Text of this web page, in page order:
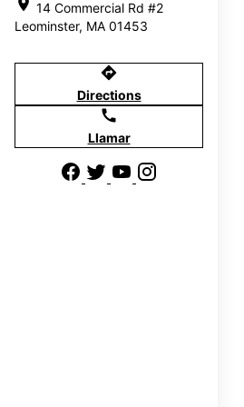
location_on 14 Commercial Rd #2
Leominster, MA 01453
directions
Directions
call
Llamar